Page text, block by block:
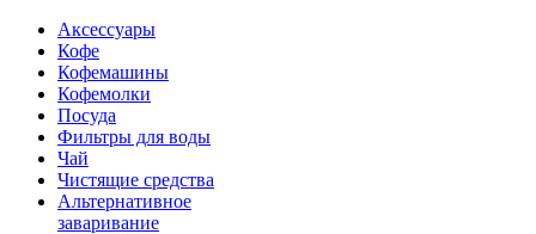
Аксессуары
Кофе
Кофемашины
Кофемолки
Посуда
Фильтры для воды
Чай
Чистящие средства
Альтернативное
заваривание